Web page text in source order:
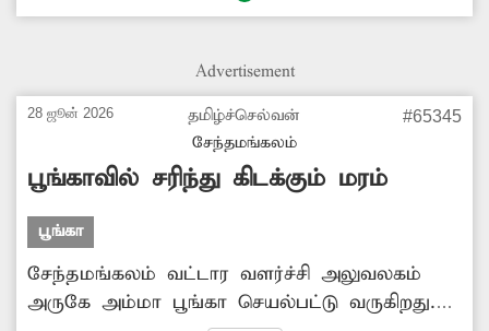
சிறுவர்கள், முதியவர்கள் என அனைத்து தரப்பு
இதை அதிகாரிகள் கண்டுகொண்டு நடவடிக்கை
Advertisement
28 ஜூன் 2026
தமிழ்ச்செல்வன்
சேந்தமங்கலம்
#65345
பூங்காவில் சரிந்து கிடக்கும் மரம்
பூங்கா
சேந்தமங்கலம் வட்டார வளர்ச்சி அலுவலகம்
அருகே அம்மா பூங்கா செயல்பட்டு வருகிறது.